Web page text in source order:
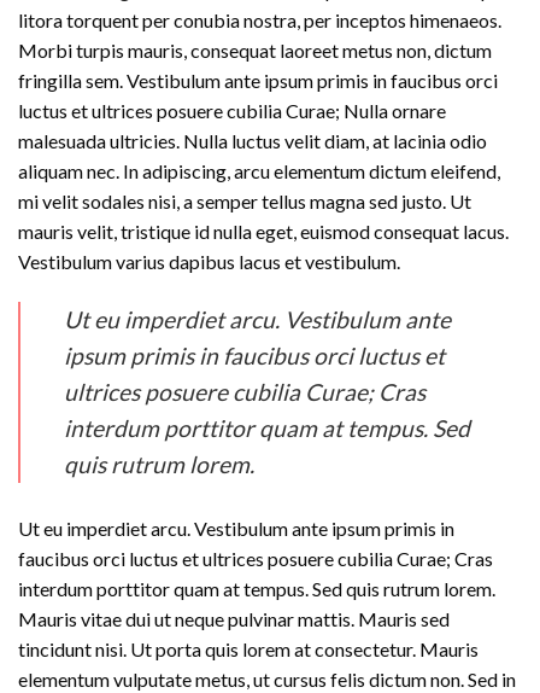
litora torquent per conubia nostra, per inceptos himenaeos.
Morbi turpis mauris, consequat laoreet metus non, dictum
fringilla sem. Vestibulum ante ipsum primis in faucibus orci
luctus et ultrices posuere cubilia Curae; Nulla ornare
malesuada ultricies. Nulla luctus velit diam, at lacinia odio
aliquam nec. In adipiscing, arcu elementum dictum eleifend,
mi velit sodales nisi, a semper tellus magna sed justo. Ut
mauris velit, tristique id nulla eget, euismod consequat lacus.
Vestibulum varius dapibus lacus et vestibulum.
Ut eu imperdiet arcu. Vestibulum ante
ipsum primis in faucibus orci luctus et
ultrices posuere cubilia Curae; Cras
interdum porttitor quam at tempus. Sed
quis rutrum lorem.
Ut eu imperdiet arcu. Vestibulum ante ipsum primis in
faucibus orci luctus et ultrices posuere cubilia Curae; Cras
interdum porttitor quam at tempus. Sed quis rutrum lorem.
Mauris vitae dui ut neque pulvinar mattis. Mauris sed
tincidunt nisi. Ut porta quis lorem at consectetur. Mauris
elementum vulputate metus, ut cursus felis dictum non. Sed in